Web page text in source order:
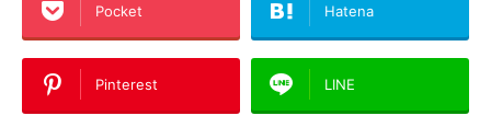
Pocket Hatena
Pinterest LINE